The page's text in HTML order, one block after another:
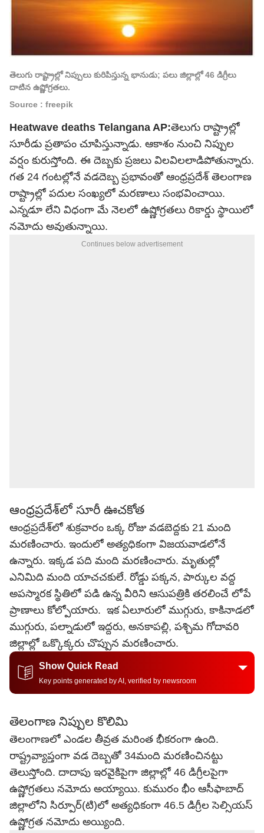
తెలుగు రాష్ట్రాల్లో నిప్పులు కురిపిస్తున్న భానుడు; పలు జిల్లాల్లో 46 డిగ్రీలు
దాటిన ఉష్ణోగ్రతలు.
Source : freepik
Heatwave deaths Telangana AP:తెలుగు రాష్ట్రాల్లో
సూరీడు ప్రతాపం చూపిస్తున్నాడు. ఆకాశం నుంచి నిప్పుల
వర్షం కురుస్తోంది. ఈ దెబ్బకు ప్రజలు విలవిలలాడిపోతున్నారు.
గత 24 గంటల్లోనే వడదెబ్బ ప్రభావంతో ఆంధ్రప్రదేశ్ తెలంగాణ
రాష్ట్రాల్లో పదుల సంఖ్యలో మరణాలు సంభవించాయి.
ఎన్నడూ లేని విధంగా మే నెలలో ఉష్ణోగ్రతలు రికార్డు స్థాయిలో
నమోదు అవుతున్నాయి.
Continues below advertisement
ఆంధ్రప్రదేశ్‌లో సూరీ ఊచకోత
ఆంధ్రప్రదేశ్‌లో శుక్రవారం ఒక్క రోజు వడబెద్దకు 21 మంది
మరణించారు. ఇందులో అత్యధికంగా విజయవాడలోనే
ఉన్నారు. ఇక్కడ పది మంది మరణించారు. మృతుల్లో
ఎనిమిది మంది యాచచకులే. రోడ్డు పక్కన, పార్కుల వద్ద
అపస్మారక స్థితిలో పడి ఉన్న వీరిని ఆసుపత్రికి తరలించే లోపే
ప్రాణాలు కోల్పోయారు. ఇక ఏలూరులో ముగ్గురు, కాకినాడలో
ముగ్గురు, పల్నాడులో ఇద్దరు, అనకాపల్లి, పశ్చిమ గోదావరి
జిల్లాల్లో ఒక్కొక్కరు చొప్పున మరణించారు.
Show Quick Read
Key points generated by AI, verified by newsroom
తెలంగాణ నిప్పుల కొలిమి
తెలంగాణలో ఎండల తీవ్రత మరింత భీకరంగా ఉంది.
రాష్ట్రవ్యాప్తంగా వడ దెబ్బతో 34మంది మరణించినట్టు
తెలుస్తోంది. దాదాపు ఇరవైకిపైగా జిల్లాల్లో 46 డిగ్రీలపైగా
ఉష్ణోగ్రతలు నమోదు అయ్యాయి. కుమురం భీం ఆసీఫాబాద్‌
జిల్లాలోని సిర్పూర్(టి)లో అత్యధికంగా 46.5 డిగ్రీల సెల్సియస్‌
ఉష్ణోగ్రత నమోదు అయ్యింది.